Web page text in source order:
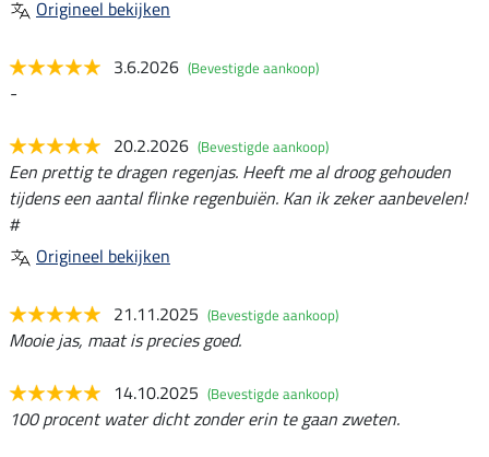
Origineel bekijken
3.6.2026 (Bevestigde aankoop)
-
20.2.2026 (Bevestigde aankoop)
Een prettig te dragen regenjas. Heeft me al droog gehouden
tijdens een aantal flinke regenbuiën. Kan ik zeker aanbevelen!
#
Origineel bekijken
21.11.2025 (Bevestigde aankoop)
Mooie jas, maat is precies goed.
14.10.2025 (Bevestigde aankoop)
100 procent water dicht zonder erin te gaan zweten.